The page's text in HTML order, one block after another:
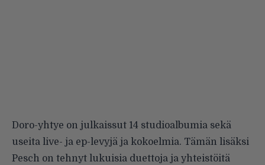
Doro-yhtye on julkaissut 14 studioalbumia sekä
useita live- ja ep-levyjä ja kokoelmia. Tämän lisäksi
Pesch on tehnyt lukuisia duettoja ja yhteistöitä